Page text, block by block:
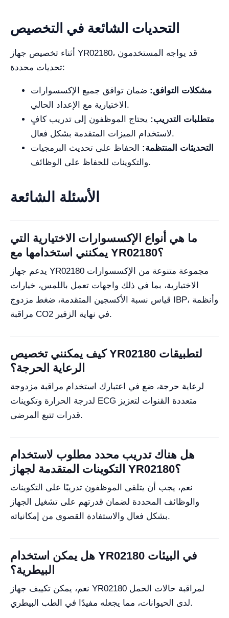
التحديات الشائعة في التخصيص
أثناء تخصيص جهاز YR02180، قد يواجه المستخدمون
تحديات محددة:
مشكلات التوافق: ضمان توافق جميع الإكسسوارات
الاختيارية مع الإعداد الحالي.
متطلبات التدريب: يحتاج الموظفون إلى تدريب كافٍ
لاستخدام الميزات المتقدمة بشكل فعال.
التحديثات المنتظمة: الحفاظ على تحديث البرمجيات
والتكوينات للحفاظ على الوظائف.
الأسئلة الشائعة
ما هي أنواع الإكسسوارات الاختيارية التي
يمكنني استخدامها مع YR02180؟
يدعم جهاز YR02180 مجموعة متنوعة من الإكسسوارات
الاختيارية، بما في ذلك واجهات تعمل باللمس، خيارات
قياس نسبة الأكسجين المتقدمة، ضغط مزدوج IBP، وأنظمة
مراقبة CO2 في نهاية الزفير.
كيف يمكنني تخصيص YR02180 لتطبيقات
الرعاية الحرجة؟
لرعاية حرجة، ضع في اعتبارك استخدام مراقبة مزدوجة
لدرجة الحرارة وتكوينات ECG متعددة القنوات لتعزيز
قدرات تتبع المرضى.
هل هناك تدريب محدد مطلوب لاستخدام
التكوينات المتقدمة لجهاز YR02180؟
نعم، يجب أن يتلقى الموظفون تدريبًا على التكوينات
والوظائف المحددة لضمان قدرتهم على تشغيل الجهاز
بشكل فعال والاستفادة القصوى من إمكانياته.
هل يمكن استخدام YR02180 في البيئات
البيطرية؟
نعم، يمكن تكييف جهاز YR02180 لمراقبة حالات الحمل
لدى الحيوانات، مما يجعله مفيدًا في الطب البيطري.